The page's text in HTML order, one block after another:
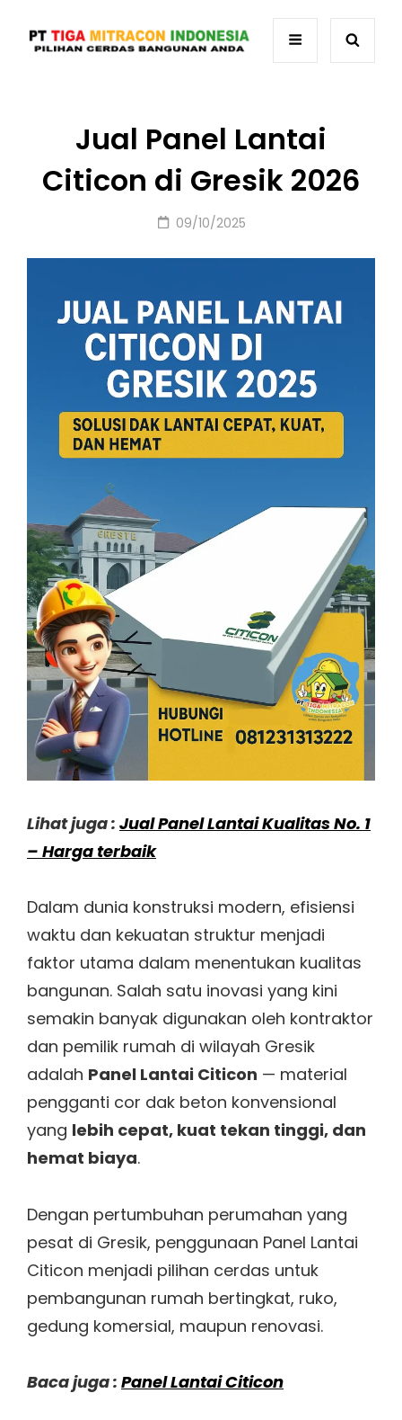
Jual Panel Lantai
Citicon di Gresik 2026
Posted
09/10/2025
Lihat juga : Jual Panel Lantai Kualitas No. 1
– Harga terbaik
Dalam dunia konstruksi modern, efisiensi
waktu dan kekuatan struktur menjadi
faktor utama dalam menentukan kualitas
bangunan. Salah satu inovasi yang kini
semakin banyak digunakan oleh kontraktor
dan pemilik rumah di wilayah Gresik
adalah Panel Lantai Citicon — material
pengganti cor dak beton konvensional
yang lebih cepat, kuat tekan tinggi, dan
hemat biaya.
Dengan pertumbuhan perumahan yang
pesat di Gresik, penggunaan Panel Lantai
Citicon menjadi pilihan cerdas untuk
pembangunan rumah bertingkat, ruko,
gedung komersial, maupun renovasi.
Baca juga : Panel Lantai Citicon